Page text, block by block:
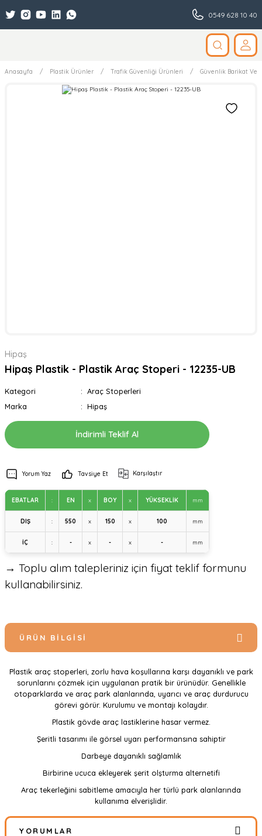
0549 628 10 40
Anasayfa Plastik Ürünler Trafik Güvenliği Ürünleri Güvenlik Barikat Ve
Hipaş
Hipaş Plastik - Plastik Araç Stoperi - 12235-UB
Kategori
Araç Stoperleri
Marka
Hipaş
İndirimli Teklif Al
Yorum Yaz Tavsiye Et Karşılaştır
EBATLAR : EN x BOY x YÜKSEKLİK mm
DIŞ : 550 x 150 x 100 mm
İÇ : - x - x - mm
→ Toplu alım talepleriniz için fiyat teklif formunu
kullanabilirsiniz.
ÜRÜN BILGISI
Plastik araç stoperleri, zorlu hava koşullarına karşı dayanıklı ve park
sorunlarını çözmek için uygulanan pratik bir ürünüdür. Genellikle
otoparklarda ve araç park alanlarında, uyarıcı ve araç durdurucu
görevi görür. Kurulumu ve montajı kolaydır.
Plastik gövde araç lastiklerine hasar vermez.
Şeritli tasarımı ile görsel uyarı performansına sahiptir
Darbeye dayanıklı sağlamlık
Birbirine ucuca ekleyerek şerit olşturma alternetifi
Araç tekerleğini sabitleme amacıyla her türlü park alanlarında
kullanıma elverişlidir.
YORUMLAR